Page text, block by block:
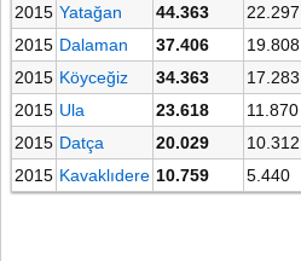
2015 Yatağan 44.363 22.297
2015 Dalaman 37.406 19.808
2015 Köyceğiz 34.363 17.283
2015 Ula 23.618 11.870
2015 Datça 20.029 10.312
2015 Kavaklıdere 10.759 5.440